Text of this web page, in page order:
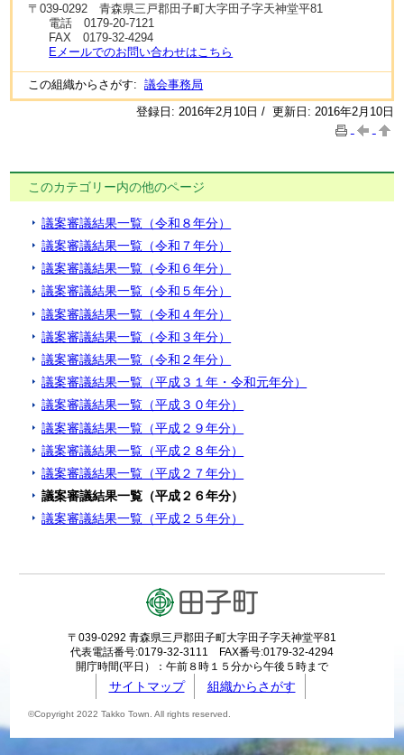
〒039-0292
青森県三戸郡田子町大字田子字天神堂平81
電話0179-20-7121
FAX0179-32-4294
Eメールでのお問い合わせはこちら
この組織からさがす:議会事務局
登録日: 2016年2月10日 / 更新日: 2016年2月10日
このカテゴリー内の他のページ
議案審議結果一覧（令和８年分）
議案審議結果一覧（令和７年分）
議案審議結果一覧（令和６年分）
議案審議結果一覧（令和５年分）
議案審議結果一覧（令和４年分）
議案審議結果一覧（令和３年分）
議案審議結果一覧（令和２年分）
議案審議結果一覧（平成３１年・令和元年分）
議案審議結果一覧（平成３０年分）
議案審議結果一覧（平成２９年分）
議案審議結果一覧（平成２８年分）
議案審議結果一覧（平成２７年分）
議案審議結果一覧（平成２６年分）
議案審議結果一覧（平成２５年分）
〒039-0292 青森県三戸郡田子町大字田子字天神堂平81
代表電話番号:0179-32-3111 FAX番号:0179-32-4294
開庁時間(平日）：午前８時１５分から午後５時まで
サイトマップ 組織からさがす
©Copyright 2022 Takko Town. All rights reserved.